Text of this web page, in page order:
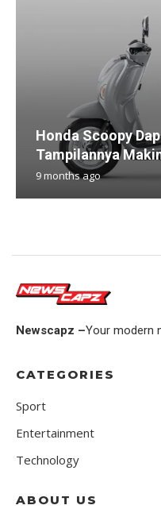
Honda Scoopy
Tampilannya
9 months ago
Newscapz –Your modern
CATEGORIES
Sport
Entertainment
Technology
ABOUT US